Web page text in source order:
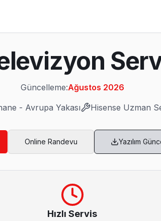
yazılı garanti, aynı gün servis. Kağıthane
Güncelleme:Ağustos 2026
- Avrupa Yakası Hisense Uzman
Online Randevu Yazılım
Hızlı Servis